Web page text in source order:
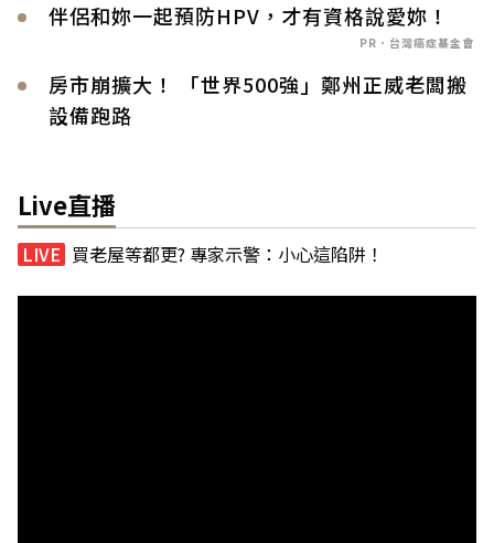
伴侶和妳一起預防HPV，才有資格說愛妳！
PR．台灣癌症基金會
房市崩擴大！ 「世界500強」鄭州正威老闆搬
設備跑路
Live直播
買老屋等都更? 專家示警：小心這陷阱！